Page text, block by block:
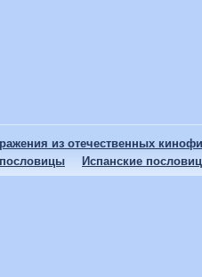
из отечественных
Испанские